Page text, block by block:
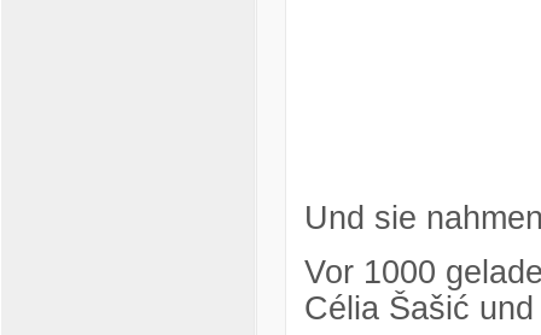
Und sie
Vor 1000
Célia Šašić